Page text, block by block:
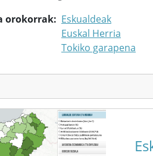
orokorrak
Eskualdeak
Euskal Herria
Tokiko garapena